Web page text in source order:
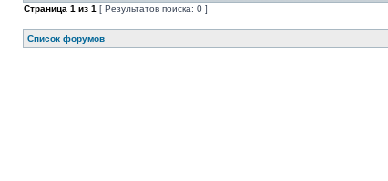
Страница 1 из 1 [ Результатов поиска: 0 ]
Список форумов